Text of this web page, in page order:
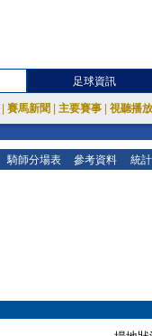
足球資訊
賽馬新聞 主要賽事 視聽播
騎師分場表 參考資料 統